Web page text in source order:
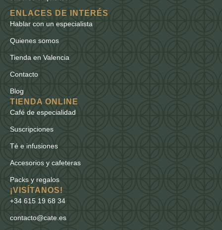
ENLACES DE INTERÉS
Hablar con un especialista
Quienes somos
Tienda en Valencia
Contacto
Blog
TIENDA ONLINE
Café de especialidad
Suscripciones
Té e infusiones
Accesorios y cafeteras
Packs y regalos
¡VISÍTANOS!
+34 615 19 68 34
contacto@cate.es